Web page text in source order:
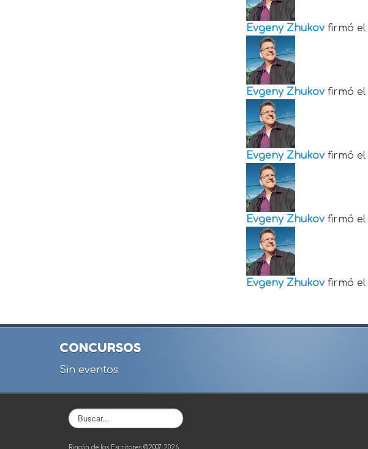
Evgeny Zhukov firmó el
Evgeny Zhukov firmó el
Evgeny Zhukov firmó el
Evgeny Zhukov firmó el
Evgeny Zhukov firmó el
CONCURSOS
Sin eventos
Buscar...